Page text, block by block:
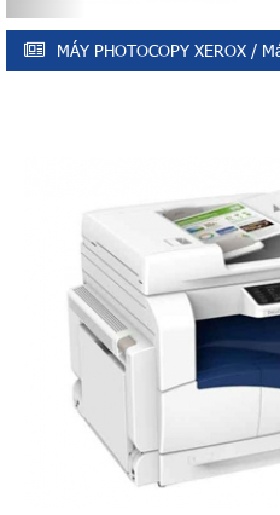
MÁY PHOTOCOPY XEROX /